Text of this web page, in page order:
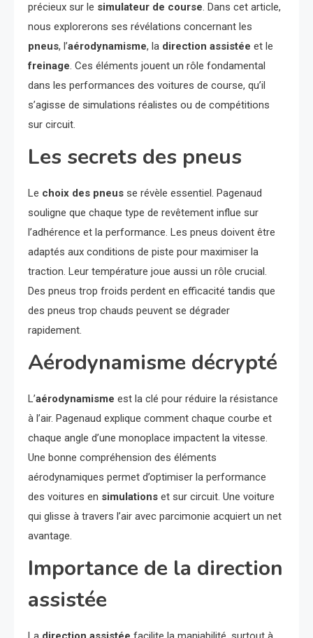
précieux sur le simulateur de course. Dans cet article,
nous explorerons ses révélations concernant les
pneus, l’aérodynamisme, la direction assistée et le
freinage. Ces éléments jouent un rôle fondamental
dans les performances des voitures de course, qu’il
s’agisse de simulations réalistes ou de compétitions
sur circuit.
Les secrets des pneus
Le choix des pneus se révèle essentiel. Pagenaud
souligne que chaque type de revêtement influe sur
l’adhérence et la performance. Les pneus doivent être
adaptés aux conditions de piste pour maximiser la
traction. Leur température joue aussi un rôle crucial.
Des pneus trop froids perdent en efficacité tandis que
des pneus trop chauds peuvent se dégrader
rapidement.
Aérodynamisme décrypté
L’aérodynamisme est la clé pour réduire la résistance
à l’air. Pagenaud explique comment chaque courbe et
chaque angle d’une monoplace impactent la vitesse.
Une bonne compréhension des éléments
aérodynamiques permet d’optimiser la performance
des voitures en simulations et sur circuit. Une voiture
qui glisse à travers l’air avec parcimonie acquiert un net
avantage.
Importance de la direction
assistée